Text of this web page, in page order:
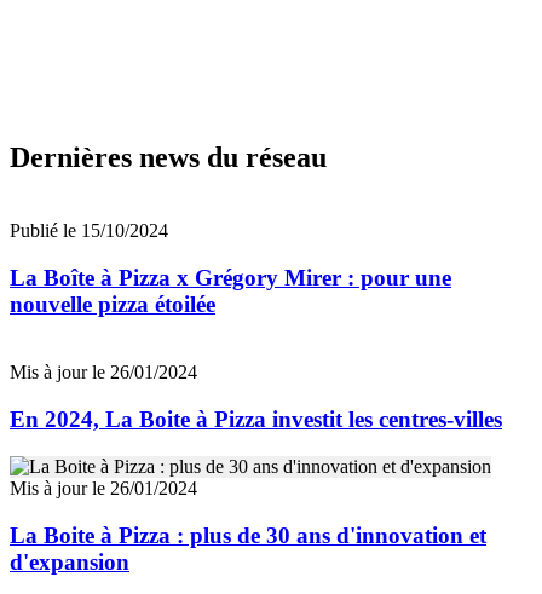
Dernières news du réseau
Publié le 15/10/2024
La Boîte à Pizza x Grégory Mirer : pour une
nouvelle pizza étoilée
Mis à jour le 26/01/2024
En 2024, La Boite à Pizza investit les centres-villes
Mis à jour le 26/01/2024
La Boite à Pizza : plus de 30 ans d'innovation et
d'expansion